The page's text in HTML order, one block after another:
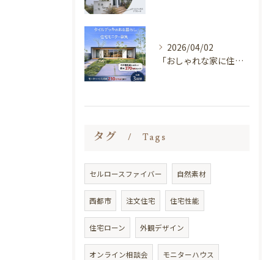
2026/04/02
「おしゃれな家に住みたい。
タグ Tags
セルロースファイバー 自然素材
西都市 注文住宅 住宅性能
住宅ローン 外観デザイン
オンライン相談会 モニターハウス